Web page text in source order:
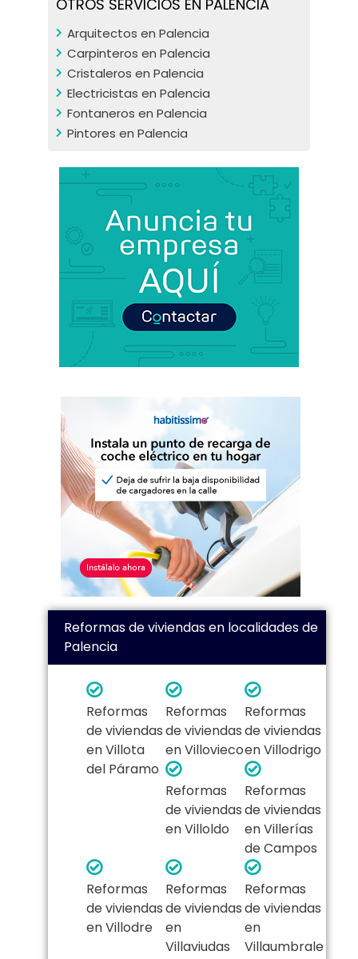
OTROS SERVICIOS EN PALENCIA
Arquitectos en Palencia
Carpinteros en Palencia
Cristaleros en Palencia
Electricistas en Palencia
Fontaneros en Palencia
Pintores en Palencia
Reformas de viviendas en localidades de
Palencia
Reformas
de viviendas
en Villota
del Páramo
Reformas
de viviendas
en Villovieco
Reformas
de viviendas
en Villodrigo
Reformas
de viviendas
en Villoldo
Reformas
de viviendas
en Villerías
de Campos
Reformas
de viviendas
en Villodre
Reformas
de viviendas
en
Villaviudas
Reformas
de viviendas
en
Villaumbrale